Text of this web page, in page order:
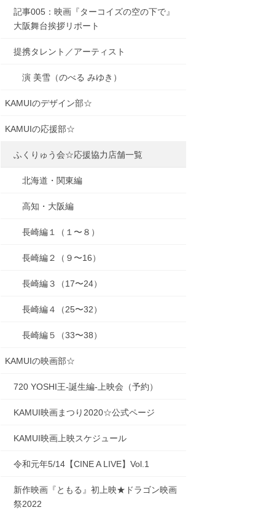
記事005：映画『ターコイズの空の下で』
大阪舞台挨拶リポート
提携タレント／アーティスト
演 美雪（のべる みゆき）
KAMUIのデザイン部☆
KAMUIの応援部☆
ふくりゅう会☆応援協力店舗一覧
北海道・関東編
高知・大阪編
長崎編１（１〜８）
長崎編２（９〜16）
長崎編３（17〜24）
長崎編４（25〜32）
長崎編５（33〜38）
KAMUIの映画部☆
720 YOSHI王-誕生編-上映会（予約）
KAMUI映画まつり2020☆公式ページ
KAMUI映画上映スケジュール
令和元年5/14【CINE A LIVE】Vol.1
新作映画『ともる』初上映★ドラゴン映画
祭2022